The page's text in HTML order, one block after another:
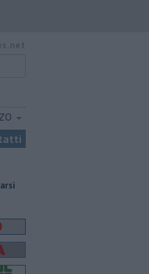
"troppi rifiuti e barche sulla duna"